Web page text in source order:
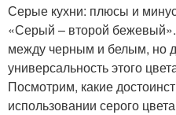
Серые кухни: плюсы и
«Серый – второй
между черным и белым, но
универсальность этого
Посмотрим, какие
использовании серого